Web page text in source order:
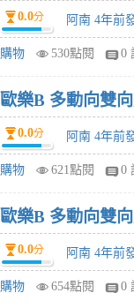
0.0分 阿南 4年前
購物 530點閱 0
歐樂B 多動向雙
0.0分 阿南 4年前
購物 621點閱 0
歐樂B 多動向雙
0.0分 阿南 4年前
購物 654點閱 0